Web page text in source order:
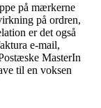
på mærkerne
på ordren,
er det også
e-mail,
MasterIn
til en voksen